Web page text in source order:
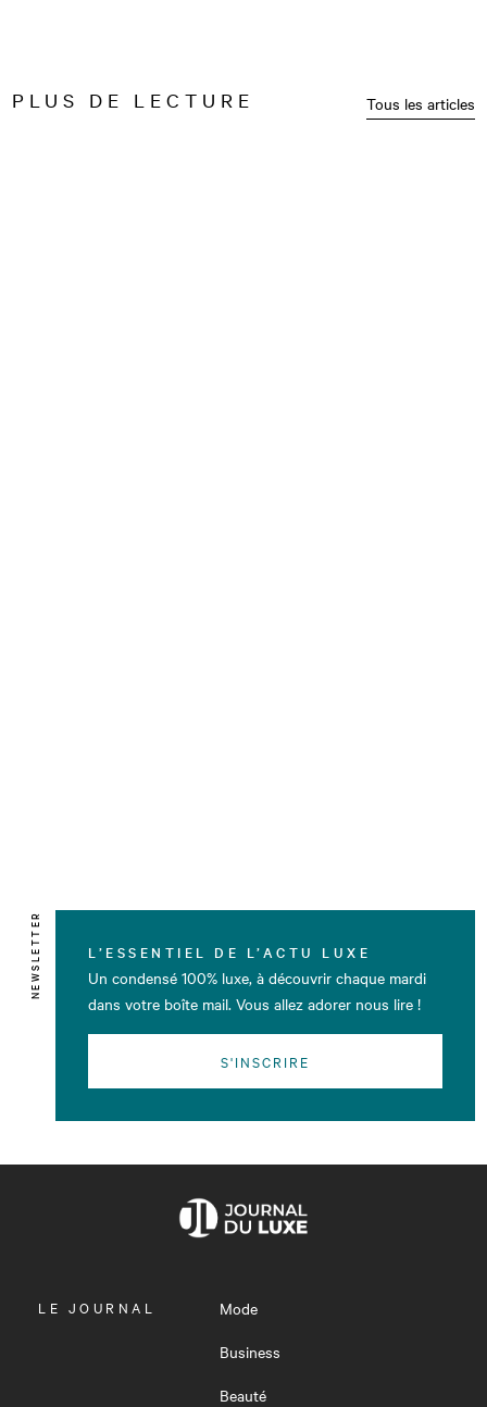
PLUS DE LECTURE Tous les articles
NEWSLETTER L’ESSENTIEL DE L’ACTU LUXE
Un condensé 100% luxe, à découvrir chaque mardi
dans votre boîte mail. Vous allez adorer nous lire !
S'INSCRIRE
OUVRIR
LE JOURNAL
Mode
Business
Beauté